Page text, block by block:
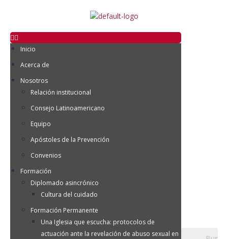
Inicio
Acerca de
Nosotros
Relación institucional
Consejo Latinoamericano
Equipo
Apóstoles de la Prevención
Convenios
Formación
Diplomado asincrónico
Cultura del cuidado
Formación Permanente
Una Iglesia que escucha: protocolos de
actuación ante la revelación de abuso sexual en